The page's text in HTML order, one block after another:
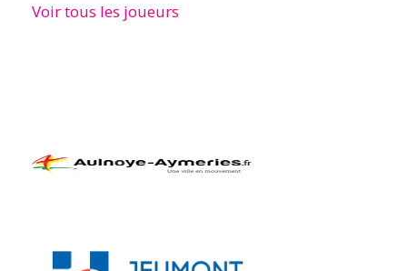
Voir tous les joueurs